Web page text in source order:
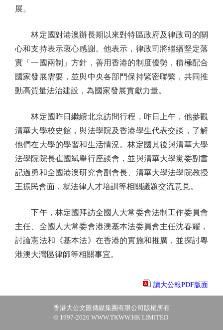
展。
林定國對港澳辦長期以來對特區政府及律政司的關
心和支持表示衷心感謝。他表示，律政司將繼續堅定落
實「一國兩制」方針，善用香港的制度優勢，積極配合
國家發展需要，並與中央各部門保持緊密聯繫，共同推
動高質量法治建設，為國家發展貢獻力量。
林定國昨日繼續北京訪問行程，昨日上午，他參觀
清華大學校史館，與法學院及香港學生代表交談，了解
他們在大學的學習和生活情況。林定國其後與清華大學
法學院院長崔國斌舉行座談會，並與清華大學黨委副書
記過勇和全國港澳研究會副會長、清華大學法學院教授
王振民會面，就法律人才培訓等相關議題交流意見。
下午，林定國拜訪全國人大常委會法制工作委員會
主任、全國人大常委會港澳基本法委員會主任沈春耀，
討論憲法和《基本法》在香港的實施和推廣，並探討粵
港澳大灣區律師等相關事宜。
讀大公報PDF版面
香港大公文匯傳媒集團有限公司版權所有
© 1997-2026 WWW.TKWW.HK LIMITED.